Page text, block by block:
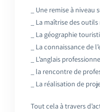
_ Une remise à
_ La maîtrise des
_ La géographie
_ La connaissance
_ L’anglais
_ la rencontre de
_ La réalisation de
Tout cela à travers